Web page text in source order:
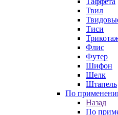
Твил
Тиси
Флис
Футер
Шифон
Шелк
Штапель
По
Назад
По